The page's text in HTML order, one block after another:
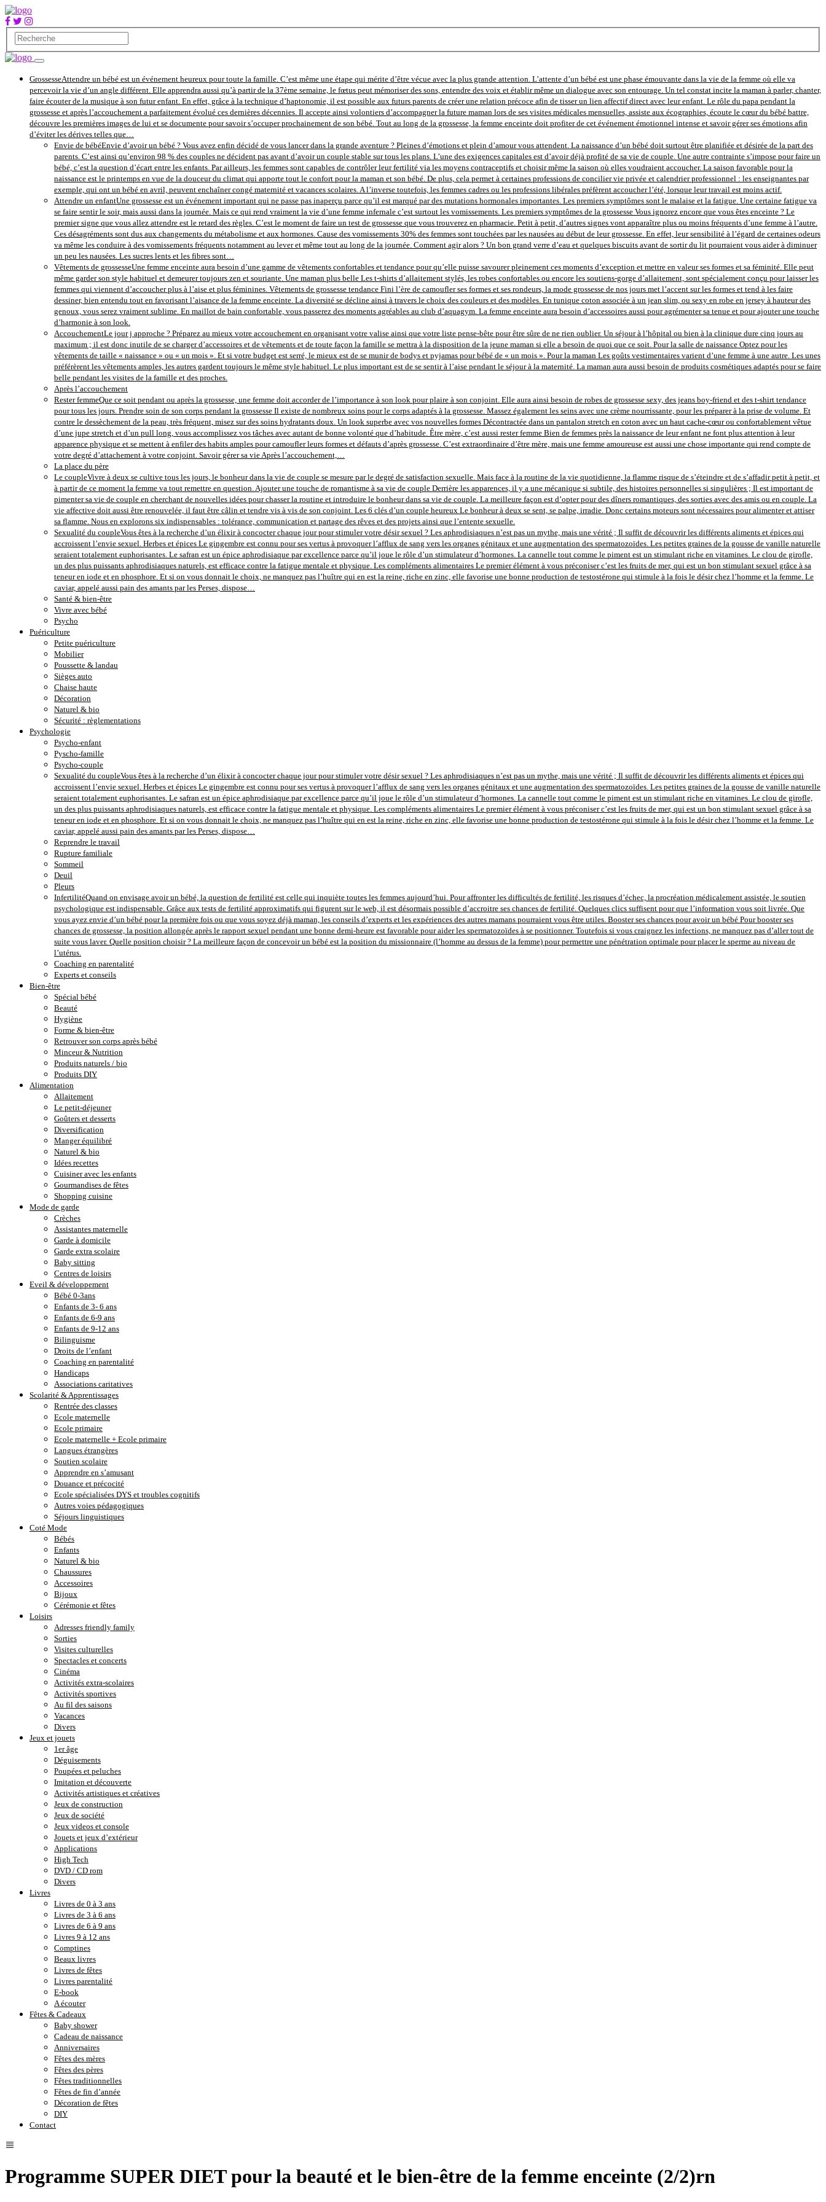
GrossesseAttendre un bébé est un événement heureux pour toute la famille. C’est même une étape qui mérite d’être vécue avec la plus grande attention. L’attente d’un bébé est une phase émouvante dans la vie de la femme où elle va
percevoir la vie d’un angle différent. Elle apprendra aussi qu’à partir de la 37ème semaine, le fœtus peut mémoriser des sons, entendre des voix et établir même un dialogue avec son entourage. Un tel constat incite la maman à parler, chanter,
faire écouter de la musique à son futur enfant. En effet, grâce à la technique d’haptonomie, il est possible aux futurs parents de créer une relation précoce afin de tisser un lien affectif direct avec leur enfant. Le rôle du papa pendant la
grossesse et après l’accouchement a parfaitement évolué ces dernières décennies. Il accepte ainsi volontiers d’accompagner la future maman lors de ses visites médicales mensuelles, assiste aux écographies, écoute le cœur du bébé battre,
découvre les premières images de lui et se documente pour savoir s’occuper prochainement de son bébé. Tout au long de la grossesse, la femme enceinte doit profiter de cet événement émotionnel intense et savoir gérer ses émotions afin
d’éviter les dérives telles que…
Envie de bébéEnvie d’avoir un bébé ? Vous avez enfin décidé de vous lancer dans la grande aventure ? Pleines d’émotions et plein d’amour vous attendent. La naissance d’un bébé doit surtout être planifiée et désirée de la part des
parents. C’est ainsi qu’environ 98 % des couples ne décident pas avant d’avoir un couple stable sur tous les plans. L’une des exigences capitales est d’avoir déjà profité de sa vie de couple. Une autre contrainte s’impose pour faire un
bébé, c’est la question d’écart entre les enfants. Par ailleurs, les femmes sont capables de contrôler leur fertilité via les moyens contraceptifs et choisir même la saison où elles voudraient accoucher. La saison favorable pour la
naissance est le printemps en vue de la douceur du climat qui apporte tout le confort pour la maman et son bébé. De plus, cela permet à certaines professions de concilier vie privée et calendrier professionnel : les enseignantes par
exemple, qui ont un bébé en avril, peuvent enchaîner congé maternité et vacances scolaires. A l’inverse toutefois, les femmes cadres ou les professions libérales préfèrent accoucher l’été, lorsque leur travail est moins actif.
Attendre un enfantUne grossesse est un événement important qui ne passe pas inaperçu parce qu’il est marqué par des mutations hormonales importantes. Les premiers symptômes sont le malaise et la fatigue. Une certaine fatigue va
se faire sentir le soir, mais aussi dans la journée. Mais ce qui rend vraiment la vie d’une femme infernale c’est surtout les vomissements. Les premiers symptômes de la grossesse Vous ignorez encore que vous êtes enceinte ? Le
premier signe que vous allez attendre est le retard des règles. C’est le moment de faire un test de grossesse que vous trouverez en pharmacie. Petit à petit, d’autres signes vont apparaître plus ou moins fréquents d’une femme à l’autre.
Ces désagréments sont dus aux changements du métabolisme et aux hormones. Cause des vomissements 30% des femmes sont touchées par les nausées au début de leur grossesse. En effet, leur sensibilité à l’égard de certaines odeurs
va même les conduire à des vomissements fréquents notamment au lever et même tout au long de la journée. Comment agir alors ? Un bon grand verre d’eau et quelques biscuits avant de sortir du lit pourraient vous aider à diminuer
un peu les nausées. Les sucres lents et les fibres sont…
Vêtements de grossesseUne femme enceinte aura besoin d’une gamme de vêtements confortables et tendance pour qu’elle puisse savourer pleinement ces moments d’exception et mettre en valeur ses formes et sa féminité. Elle peut
même garder son style habituel et demeurer toujours zen et souriante. Une maman plus belle Les t-shirts d’allaitement stylés, les robes confortables ou encore les soutiens-gorge d’allaitement, sont spécialement conçu pour laisser les
femmes qui viennent d’accoucher plus à l’aise et plus féminines. Vêtements de grossesse tendance Fini l’ère de camoufler ses formes et ses rondeurs, la mode grossesse de nos jours met l’accent sur les formes et tend à les faire
dessiner, bien entendu tout en favorisant l’aisance de la femme enceinte. La diversité se décline ainsi à travers le choix des couleurs et des modèles. En tunique coton associée à un jean slim, ou sexy en robe en jersey à hauteur des
genoux, vous serez vraiment sublime. En maillot de bain confortable, vous passerez des moments agréables au club d’aquagym. La femme enceinte aura besoin d’accessoires aussi pour agrémenter sa tenue et pour ajouter une touche
d’harmonie à son look.
AccouchementLe jour j approche ? Préparez au mieux votre accouchement en organisant votre valise ainsi que votre liste pense-bête pour être sûre de ne rien oublier. Un séjour à l’hôpital ou bien à la clinique dure cinq jours au
maximum ; il est donc inutile de se charger d’accessoires et de vêtements et de toute façon la famille se mettra à la disposition de la jeune maman si elle a besoin de quoi que ce soit. Pour la salle de naissance Optez pour les
vêtements de taille « naissance » ou « un mois ». Et si votre budget est serré, le mieux est de se munir de bodys et pyjamas pour bébé de « un mois ». Pour la maman Les goûts vestimentaires varient d’une femme à une autre. Les unes
préférèrent les vêtements amples, les autres gardent toujours le même style habituel. Le plus important est de se sentir à l’aise pendant le séjour à la maternité. La maman aura aussi besoin de produits cosmétiques adaptés pour se faire
belle pendant les visites de la famille et des proches.
Après l’accouchement
Rester femmeQue ce soit pendant ou après la grossesse, une femme doit accorder de l’importance à son look pour plaire à son conjoint. Elle aura ainsi besoin de robes de grossesse sexy, des jeans boy-friend et des t-shirt tendance
pour tous les jours. Prendre soin de son corps pendant la grossesse Il existe de nombreux soins pour le corps adaptés à la grossesse. Massez également les seins avec une crème nourrissante, pour les préparer à la prise de volume. Et
contre le dessèchement de la peau, très fréquent, misez sur des soins hydratants doux. Un look superbe avec vos nouvelles formes Décontractée dans un pantalon stretch en coton avec un haut cache-cœur ou confortablement vêtue
d’une jupe stretch et d’un pull long, vous accomplissez vos tâches avec autant de bonne volonté que d’habitude. Être mère, c’est aussi rester femme Bien de femmes près la naissance de leur enfant ne font plus attention à leur
apparence physique et se mettent à enfiler des habits amples pour camoufler leurs formes et défauts d’après grossesse. C’est extraordinaire d’être mère, mais une femme amoureuse est aussi une chose importante qui rend compte de
votre degré d’attachement à votre conjoint. Savoir gérer sa vie Après l’accouchement,…
La place du père
Le coupleVivre à deux se cultive tous les jours, le bonheur dans la vie de couple se mesure par le degré de satisfaction sexuelle. Mais face à la routine de la vie quotidienne, la flamme risque de s’éteindre et de s’affadir petit à petit, et
à partir de ce moment la femme va tout remettre en question. Ajouter une touche de romantisme à sa vie de couple Derrière les apparences, il y a une mécanique si subtile, des histoires personnelles si singulières ; Il est important de
pimenter sa vie de couple en cherchant de nouvelles idées pour chasser la routine et introduire le bonheur dans sa vie de couple. La meilleure façon est d’opter pour des dîners romantiques, des sorties avec des amis ou en couple. La
vie affective doit aussi être renouvelée, il faut être câlin et tendre vis à vis de son conjoint. Les 6 clés d’un couple heureux Le bonheur à deux se sent, se palpe, irradie. Donc certains moteurs sont nécessaires pour alimenter et attiser
sa flamme. Nous en explorons six indispensables : tolérance, communication et partage des rêves et des projets ainsi que l’entente sexuelle.
Sexualité du coupleVous êtes à la recherche d’un élixir à concocter chaque jour pour stimuler votre désir sexuel ? Les aphrodisiaques n’est pas un mythe, mais une vérité ; Il suffit de découvrir les différents aliments et épices qui
accroissent l’envie sexuel. Herbes et épices Le gingembre est connu pour ses vertus à provoquer l’afflux de sang vers les organes génitaux et une augmentation des spermatozoïdes. Les petites graines de la gousse de vanille naturelle
seraient totalement euphorisantes. Le safran est un épice aphrodisiaque par excellence parce qu’il joue le rôle d’un stimulateur d’hormones. La cannelle tout comme le piment est un stimulant riche en vitamines. Le clou de girofle,
un des plus puissants aphrodisiaques naturels, est efficace contre la fatigue mentale et physique. Les compléments alimentaires Le premier élément à vous préconiser c’est les fruits de mer, qui est un bon stimulant sexuel grâce à sa
teneur en iode et en phosphore. Et si on vous donnait le choix, ne manquez pas l’huître qui en est la reine, riche en zinc, elle favorise une bonne production de testostérone qui stimule à la fois le désir chez l’homme et la femme. Le
caviar, appelé aussi pain des amants par les Perses, dispose…
Santé & bien-être
Vivre avec bébé
Psycho
Puériculture
Petite puériculture
Mobilier
Poussette & landau
Sièges auto
Chaise haute
Décoration
Naturel & bio
Sécurité : règlementations
Psychologie
Psycho-enfant
Pyscho-famille
Psycho-couple
Sexualité du coupleVous êtes à la recherche d’un élixir à concocter chaque jour pour stimuler votre désir sexuel ? Les aphrodisiaques n’est pas un mythe, mais une vérité ; Il suffit de découvrir les différents aliments et épices qui
accroissent l’envie sexuel. Herbes et épices Le gingembre est connu pour ses vertus à provoquer l’afflux de sang vers les organes génitaux et une augmentation des spermatozoïdes. Les petites graines de la gousse de vanille naturelle
seraient totalement euphorisantes. Le safran est un épice aphrodisiaque par excellence parce qu’il joue le rôle d’un stimulateur d’hormones. La cannelle tout comme le piment est un stimulant riche en vitamines. Le clou de girofle,
un des plus puissants aphrodisiaques naturels, est efficace contre la fatigue mentale et physique. Les compléments alimentaires Le premier élément à vous préconiser c’est les fruits de mer, qui est un bon stimulant sexuel grâce à sa
teneur en iode et en phosphore. Et si on vous donnait le choix, ne manquez pas l’huître qui en est la reine, riche en zinc, elle favorise une bonne production de testostérone qui stimule à la fois le désir chez l’homme et la femme. Le
caviar, appelé aussi pain des amants par les Perses, dispose…
Reprendre le travail
Rupture familiale
Sommeil
Deuil
Pleurs
InfertilitéQuand on envisage avoir un bébé, la question de fertilité est celle qui inquiète toutes les femmes aujourd’hui. Pour affronter les difficultés de fertilité, les risques d’échec, la procréation médicalement assistée, le soutien
psychologique est indispensable. Grâce aux tests de fertilité approximatifs qui figurent sur le web, il est désormais possible d’accroitre ses chances de fertilité. Quelques clics suffisent pour que l’information vous soit livrée. Que
vous ayez envie d’un bébé pour la première fois ou que vous soyez déjà maman, les conseils d’experts et les expériences des autres mamans pourraient vous être utiles. Booster ses chances pour avoir un bébé Pour booster ses
chances de grossesse, la position allongée après le rapport sexuel pendant une bonne demi-heure est favorable pour aider les spermatozoïdes à se positionner. Toutefois si vous craignez les infections, ne manquez pas d’aller tout de
suite vous laver. Quelle position choisir ? La meilleure façon de concevoir un bébé est la position du missionnaire (l’homme au dessus de la femme) pour permettre une pénétration optimale pour placer le sperme au niveau de
l’utérus.
Coaching en parentalité
Experts et conseils
Bien-être
Spécial bébé
Beauté
Hygiène
Forme & bien-être
Retrouver son corps après bébé
Minceur & Nutrition
Produits naturels / bio
Produits DIY
Alimentation
Allaitement
Le petit-déjeuner
Goûters et desserts
Diversification
Manger équilibré
Naturel & bio
Idées recettes
Cuisiner avec les enfants
Gourmandises de fêtes
Shopping cuisine
Mode de garde
Crèches
Assistantes maternelle
Garde à domicile
Garde extra scolaire
Baby sitting
Centres de loisirs
Eveil & développement
Bébé 0-3ans
Enfants de 3- 6 ans
Enfants de 6-9 ans
Enfants de 9-12 ans
Bilinguisme
Droits de l’enfant
Coaching en parentalité
Handicaps
Associations caritatives
Scolarité & Apprentissages
Rentrée des classes
Ecole maternelle
Ecole primaire
Ecole maternelle + Ecole primaire
Langues étrangères
Soutien scolaire
Apprendre en s’amusant
Douance et précocité
Ecole spécialisées DYS et troubles cognitifs
Autres voies pédagogiques
Séjours linguistiques
Coté Mode
Bébés
Enfants
Naturel & bio
Chaussures
Accessoires
Bijoux
Cérémonie et fêtes
Loisirs
Adresses friendly family
Sorties
Visites culturelles
Spectacles et concerts
Cinéma
Activités extra-scolaires
Activités sportives
Au fil des saisons
Vacances
Divers
Jeux et jouets
1er âge
Déguisements
Poupées et peluches
Imitation et découverte
Activités artistiques et créatives
Jeux de construction
Jeux de société
Jeux videos et console
Jouets et jeux d’extérieur
Applications
High Tech
DVD / CD rom
Divers
Livres
Livres de 0 à 3 ans
Livres de 3 à 6 ans
Livres de 6 à 9 ans
Livres 9 à 12 ans
Comptines
Beaux livres
Livres de fêtes
Livres parentalité
E-book
A écouter
Fêtes & Cadeaux
Baby shower
Cadeau de naissance
Anniversaires
Fêtes des mères
Fêtes des pères
Fêtes traditionnelles
Fêtes de fin d’année
Décoration de fêtes
DIY
Contact
Programme SUPER DIET pour la beauté et le bien-être de la femme enceinte (2/2)rn